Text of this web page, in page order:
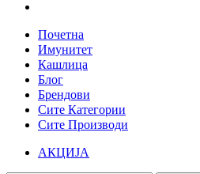
Почетна
Имунитет
Кашлица
Блог
Брендови
Сите Категории
Сите Производи
АКЦИЈА